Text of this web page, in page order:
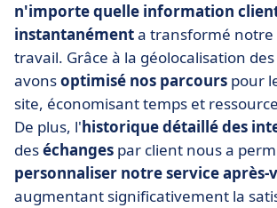
n'importe quelle information
instantanémenta transformé notre
travail. Grâce à la géolocalisation
avonsoptimisé nos parcours pour
site, économisant temps et
De plus, l'historique détaillédes
deséchanges par client nous a
personnaliser notreserviceaprès-
augmentant significativement la